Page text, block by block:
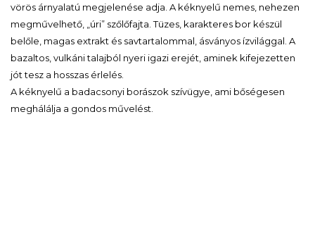
vörös árnyalatú megjelenése adja. A kéknyelű nemes, nehezen
megművelhető, „úri” szőlőfajta. Tüzes, karakteres bor készül
belőle, magas extrakt és savtartalommal, ásványos ízvilággal. A
bazaltos, vulkáni talajból nyeri igazi erejét, aminek kifejezetten
jót tesz a hosszas érlelés.
A kéknyelű a badacsonyi borászok szívügye, ami bőségesen
meghálálja a gondos művelést.